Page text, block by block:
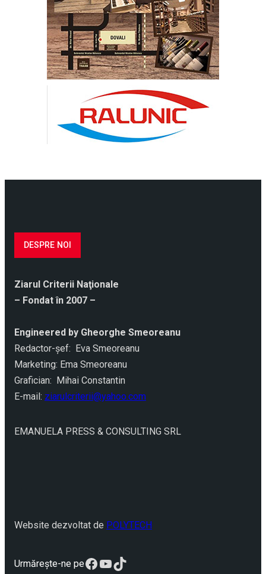
DESPRE NOI
Ziarul Criterii Naţionale
– Fondat în 2007 –
Engineered by Gheorghe Smeoreanu
Redactor-şef: Eva Smeoreanu
Marketing: Ema Smeoreanu
Grafician: Mihai Constantin
E-mail: ziarulcriterii@yahoo.com
EMANUELA PRESS & CONSULTING SRL
Website dezvoltat de POLYTECH
Urmărește-ne peFacebook
YouTube
TikTok